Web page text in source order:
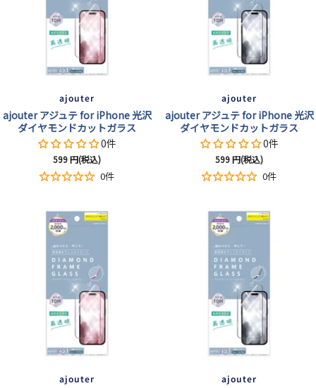
ajouter
ajouter アジュテ for iPhone 光沢
ダイヤモンドカットガラス
0件
セ
ー
格
599円(税込)
0件
ajouter
ajouter アジュテ for iPhone 光沢
ダイヤモンドカットガラス
0件
セ
ー
格
599円(税込)
0件
ajouter ajouter